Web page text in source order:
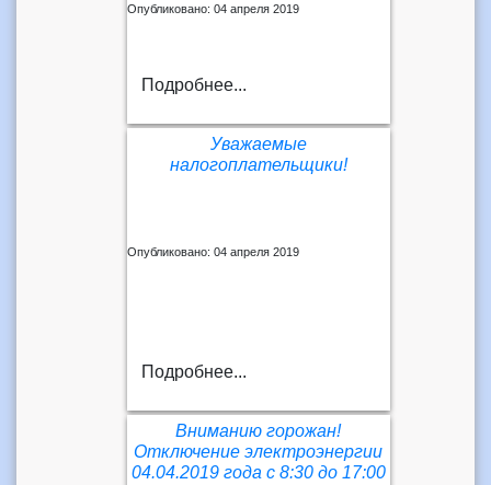
Опубликовано: 04 апреля 2019
Подробнее...
Уважаемые
налогоплательщики!
Опубликовано: 04 апреля 2019
Подробнее...
Вниманию горожан!
Отключение электроэнергии
04.04.2019 года с 8:30 до 17:00